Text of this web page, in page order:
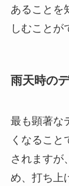
あることを
しむことが
雨天時の
最も顕著な
くなること
されますが
め、打ち上